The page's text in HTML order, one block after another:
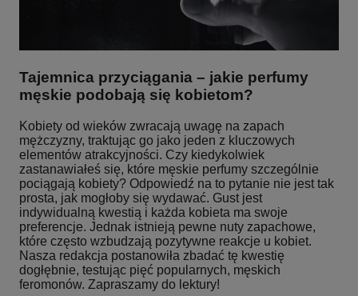
Tajemnica przyciągania – jakie perfumy
męskie podobają się kobietom?
Kobiety od wieków zwracają uwagę na zapach
mężczyzny, traktując go jako jeden z kluczowych
elementów atrakcyjności. Czy kiedykolwiek
zastanawiałeś się, które męskie perfumy szczególnie
pociągają kobiety? Odpowiedź na to pytanie nie jest tak
prosta, jak mogłoby się wydawać. Gust jest
indywidualną kwestią i każda kobieta ma swoje
preferencje. Jednak istnieją pewne nuty zapachowe,
które często wzbudzają pozytywne reakcje u kobiet.
Nasza redakcja postanowiła zbadać tę kwestię
dogłębnie, testując pięć popularnych, męskich
feromonów. Zapraszamy do lektury!